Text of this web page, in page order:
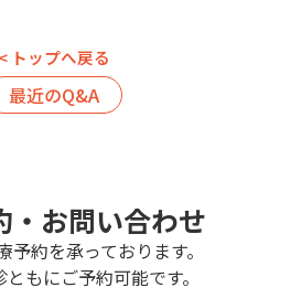
< トップへ戻る
最近のQ&A
・お問い合わせ
予約を承っております。
もにご予約可能です。